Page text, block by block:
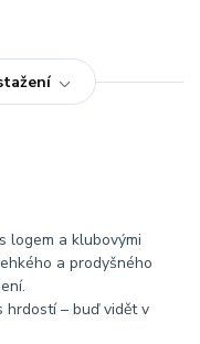
logem a klubovými
a prodyšného
hrdostí – buď vidět v